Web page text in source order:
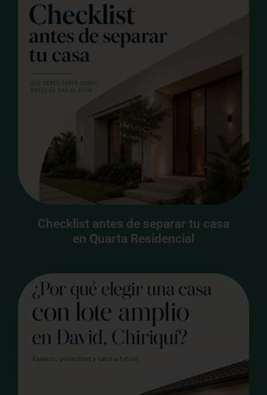
Checklist antes de separar tu casa
en Quarta Residencial